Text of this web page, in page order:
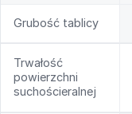
Grubość tablicy
Trwałość
powierzchni
suchościeralnej